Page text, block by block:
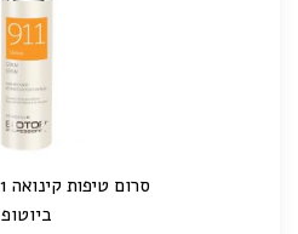
סרום טיפות קינואה 911 | 100 מ"ל
ביוטופ